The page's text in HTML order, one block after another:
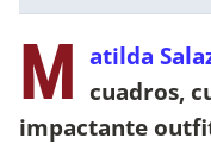
M atilda
cuadros,
impactante